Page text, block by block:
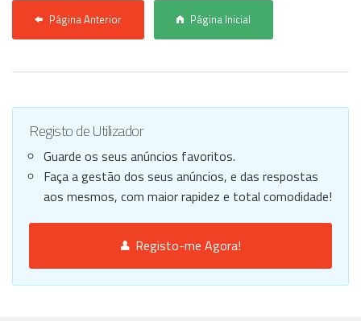
Página Anterior Página Inicial
Registo de Utilizador
Guarde os seus anúncios favoritos.
Faça a gestão dos seus anúncios, e das respostas
aos mesmos, com maior rapidez e total comodidade!
Registo-me Agora!